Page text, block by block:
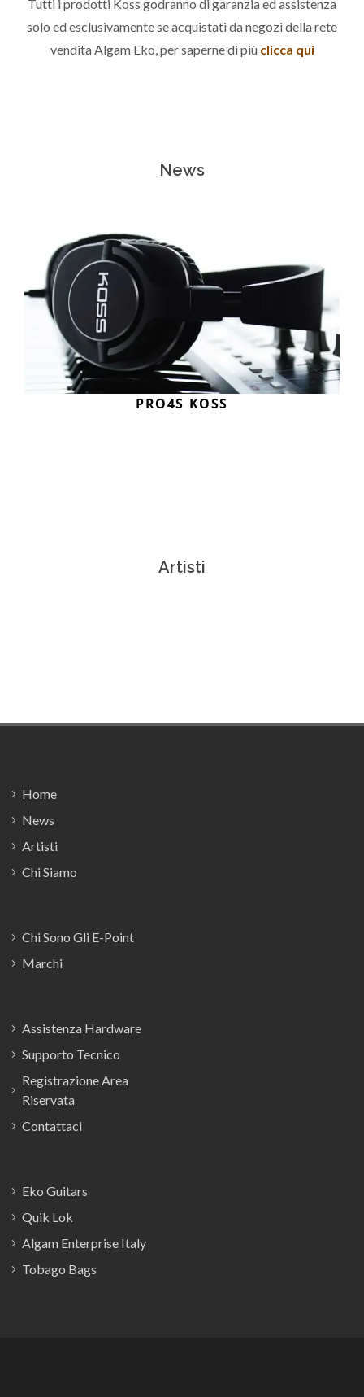
Tutti i prodotti Koss godranno di garanzia ed assistenza
solo ed esclusivamente se acquistati da negozi della rete
vendita Algam Eko, per saperne di più clicca qui
News
PRO4S KOSS
Artisti
Home
News
Artisti
Chi Siamo
Chi Sono Gli E-Point
Marchi
Assistenza Hardware
Supporto Tecnico
Registrazione Area
Riservata
Contattaci
Eko Guitars
Quik Lok
Algam Enterprise Italy
Tobago Bags